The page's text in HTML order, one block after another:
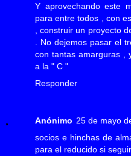
Y aprovechando este
para entre todos , con
, construir un proyecto
. No dejemos pasar el
con tantas amarguras ,
a la " C "
Responder
Anónimo 25 de mayo
socios e hinchas de
para el reducido si